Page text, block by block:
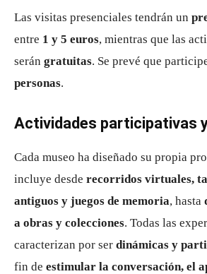
Las visitas presenciales tendrán un
entre 1 y 5 euros, mientras que las
serán gratuitas. Se prevé que
personas.
Actividades participativas
Cada museo ha diseñado su propia
incluye desde recorridos virtuales,
antiguos y juegos de memoria, hasta
a obras y colecciones. Todas las
caracterizan por ser dinámicas y
fin de estimular la conversación, el